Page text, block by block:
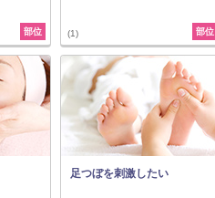
部位 (1) 部位
足つぼを刺激したい